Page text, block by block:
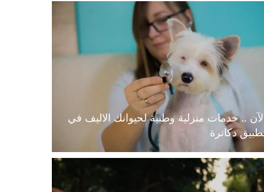
.. خدمات منزلية وطبية لحيوانك الاليف في
دكاترة